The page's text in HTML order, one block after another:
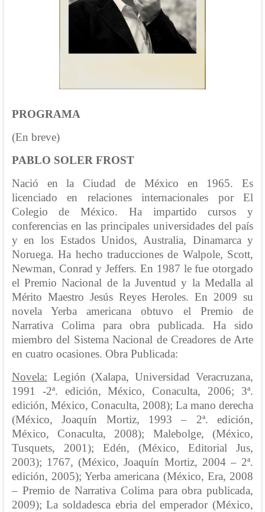
PROGRAMA
(En breve)
PABLO SOLER FROST
Nació en la Ciudad de México en 1965. Es
licenciado en relaciones internacionales por El
Colegio de México. Ha impartido cursos y
conferencias en las principales universidades del país
y en los Estados Unidos, Australia, Dinamarca y
Noruega. Ha hecho traducciones de Walpole, Scott,
Newman, Conrad y Jeffers. En 1987 le fue otorgado
el Premio Nacional de la Juventud y la Medalla al
Mérito Maestro Jesús Reyes Heroles. En 2009 su
novela Yerba americana obtuvo el Premio de
Narrativa Colima para obra publicada. Ha sido
miembro del Sistema Nacional de Creadores de Arte
en cuatro ocasiones. Obra Publicada:
Novela: Legión (Xalapa, Universidad Veracruzana,
1991 -2ª. edición, México, Conaculta, 2006; 3ª.
edición, México, Conaculta, 2008); La mano derecha
(México, Joaquín Mortiz, 1993 – 2ª. edición,
México, Conaculta, 2008); Malebolge, (México,
Tusquets, 2001); Edén, (México, Editorial Jus,
2003); 1767, (México, Joaquín Mortiz, 2004 – 2ª.
edición, 2005); Yerba americana (México, Era, 2008
– Premio de Narrativa Colima para obra publicada,
2009); La soldadesca ebria del emperador (México,